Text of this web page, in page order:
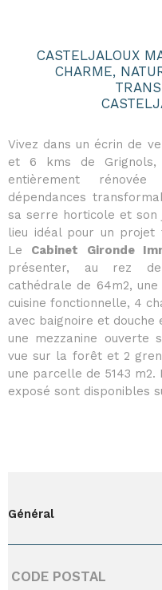
CASTELJALOUX
CHARME,
Vivez dans un écrin de
et 6 kms de Grignols,
entièrement
dépendances
sa serre horticole et son
lieu idéal pour un projet
Le Cabinet Gironde
présenter, au rez de
cathédrale de 64m2,
cuisine fonctionnelle, 4
avec baignoire et douche
une mezzanine ouverte
vue sur la forêt et 2
une parcelle de 5143
exposé sont disponibles
Général
Caractérisque Valeurs
CODE POSTAL